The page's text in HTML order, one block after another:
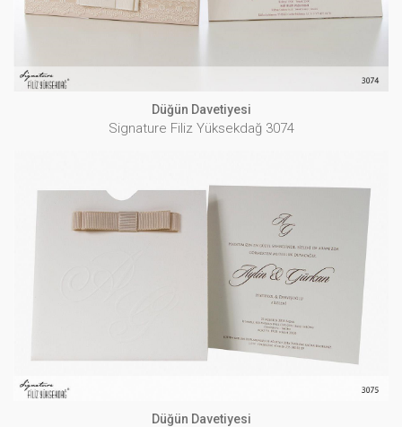
Düğün Davetiyesi
Signature Filiz Yüksekdağ 3074
Düğün Davetiyesi
Signature Filiz Yüksekdağ 3075
Düğün Davetiyesi